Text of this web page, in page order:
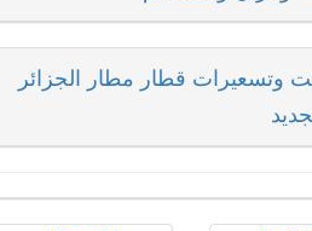
وتسعيرات قطار مطار الجزائر